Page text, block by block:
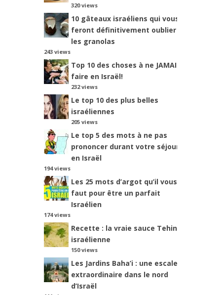
320 views
10 gâteaux israéliens qui vous
feront définitivement oublier
les granolas
243 views
Top 10 des choses à ne JAMAIS
faire en Israël!
232 views
Le top 10 des plus belles
israéliennes
205 views
Le top 5 des mots à ne pas
prononcer durant votre séjour
en Israël
194 views
Les 25 mots d’argot qu’il vous
faut pour être un parfait
Israélien
174 views
Recette : la vraie sauce Tehina
israélienne
150 views
Les Jardins Baha’i : une escale
extraordinaire dans le nord
d’Israël